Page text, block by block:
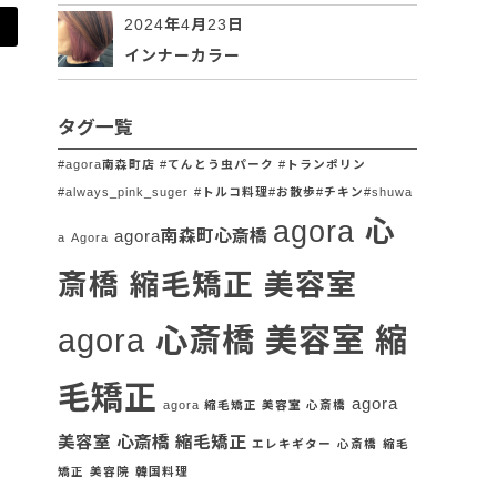
2024年4月23日
インナーカラー
タグ一覧
#agora南森町店 #てんとう虫パーク #トランポリン
#always_pink_suger #トルコ料理#お散歩#チキン#shuwa
a Agora agora南森町心斎橋 agora 心
斎橋 縮毛矯正 美容室
agora 心斎橋 美容室 縮
毛矯正 agora 縮毛矯正 美容室 心斎橋 agora
美容室 心斎橋 縮毛矯正 エレキギター 心斎橋 縮毛
矯正 美容院 韓国料理